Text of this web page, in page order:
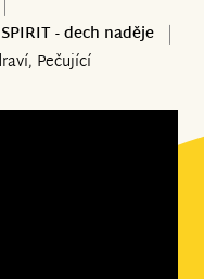
- dech naděje
Pečující